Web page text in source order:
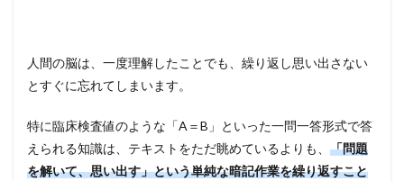
人間の脳は、一度理解したことでも、繰り返し思い出さない
とすぐに忘れてしまいます。
特に臨床検査値のような「A＝B」といった一問一答形式で答
えられる知識は、テキストをただ眺めているよりも、 「問題
を解いて、思い出す」という単純な暗記作業を繰り返すこと